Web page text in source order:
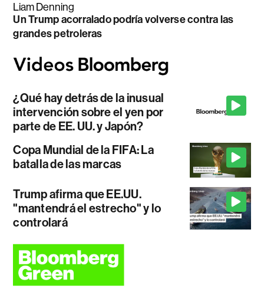
Liam Denning
Un Trump acorralado podría volverse contra las
grandes petroleras
¿Qué hay detrás de la inusual
intervención sobre el yen por
parte de EE. UU. y Japón?
Copa Mundial de la FIFA: La
batalla de las marcas
Trump afirma que EE.UU.
"mantendrá el estrecho" y lo
controlará